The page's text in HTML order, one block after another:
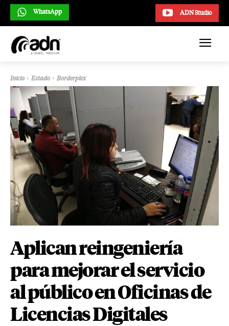
ADN Studio
WhatsApp
Inicio Estado Borderplex
Aplican reingeniería
para mejorar el servicio
al público en Oficinas de
Licencias Digitales